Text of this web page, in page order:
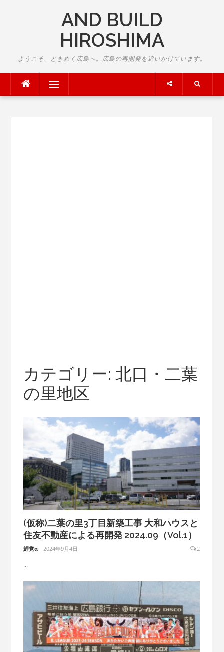
AND BUILD
HIROSHIMA
ようこそ、ときめく広島へ。広島の再開発を追いかけています。
Menu
カテゴリー: 北口・二葉
の里地区
(仮称)二葉の里3丁目新築工事 大和ハウスと
住友不動産による再開発 2024.09（Vol.1）
鯉党α 2024年9月4日 2
...